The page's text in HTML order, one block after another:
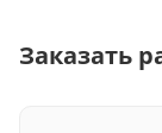
Заказать